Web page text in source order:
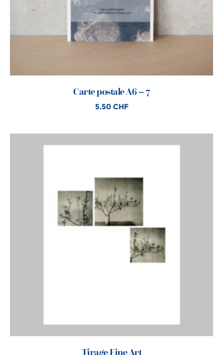
Carte postale A6 – 7
5.50 CHF